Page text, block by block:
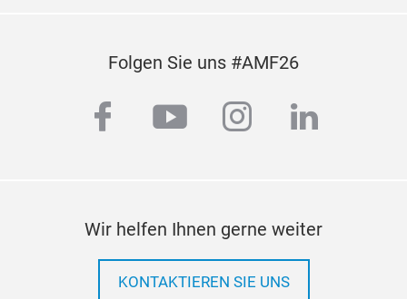
Folgen Sie uns #AMF26
facebook
youtubeinstagram
linkedin
Wir helfen Ihnen gerne weiter
KONTAKTIEREN SIE UNS